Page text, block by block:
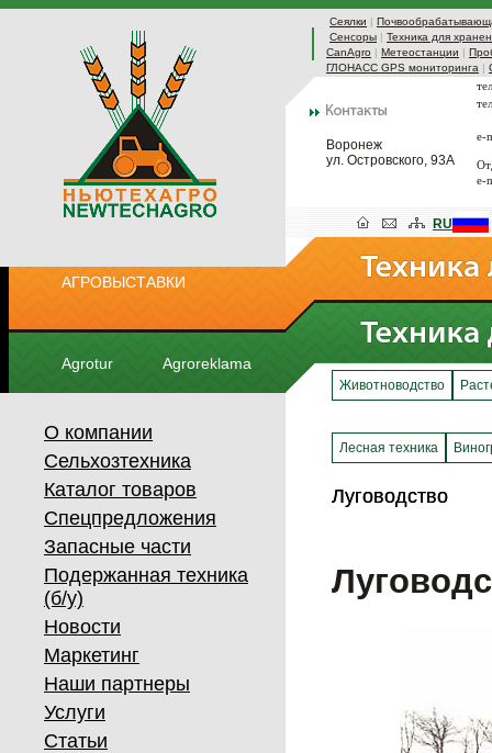
Сеялки |
Сенсоры | Техника для
CanAgro | Метеостанции |
ГЛОНАСС GPS мониторинга |
Воронеж
ул. Островского, 93А
e-
e-
АГРОВЫСТАВКИ
Agrotur Agroreklama
RU
О компании
Сельхозтехника
Каталог товаров
Спецпредложения
Запасные части
Подержанная техника
(б/у)
Новости
Маркетинг
Наши партнеры
Услуги
Статьи
Животноводство
Лесная техника
Луговодство
Луговодство